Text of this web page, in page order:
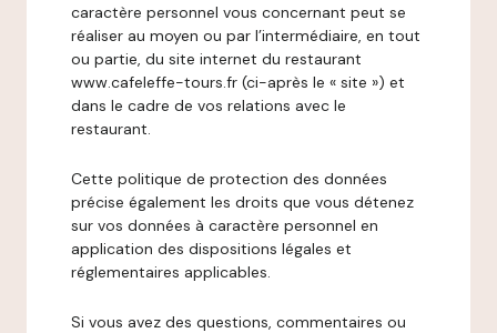
caractère personnel vous concernant peut se
réaliser au moyen ou par l’intermédiaire, en tout
ou partie, du site internet du restaurant
www.cafeleffe-tours.fr (ci-après le « site ») et
dans le cadre de vos relations avec le
restaurant.
Cette politique de protection des données
précise également les droits que vous détenez
sur vos données à caractère personnel en
application des dispositions légales et
réglementaires applicables.
Si vous avez des questions, commentaires ou